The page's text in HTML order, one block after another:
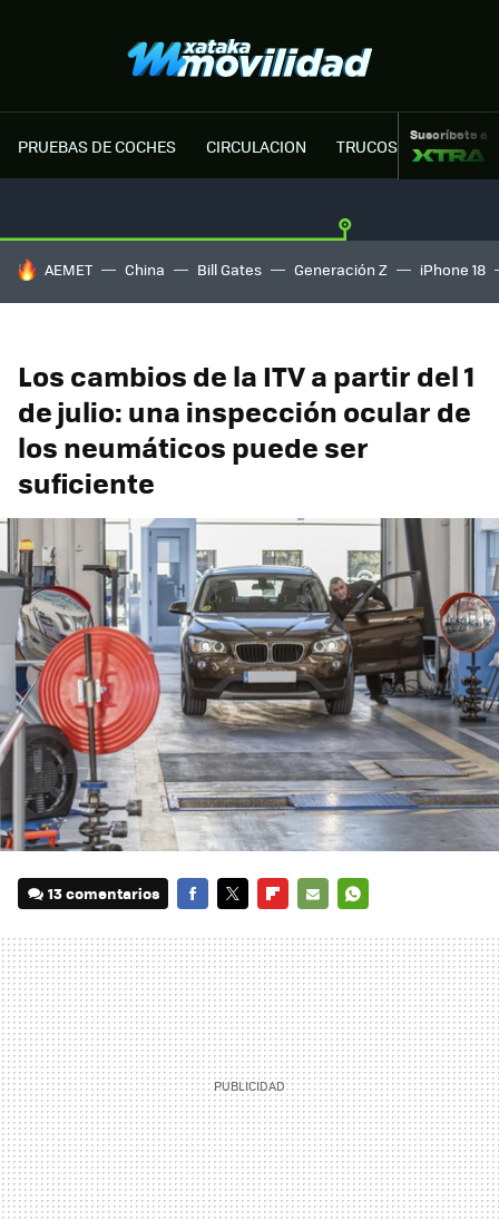
PRUEBAS DE COCHES CIRCULACION TRUCOS MOTOR
Suscríbete a
HOY SE HABLA DE
AEMET China Bill Gates Generación Z iPhone 18
Los cambios de la ITV a partir del 1
de julio: una inspección ocular de
los neumáticos puede ser
suficiente
13 comentarios
MAIL